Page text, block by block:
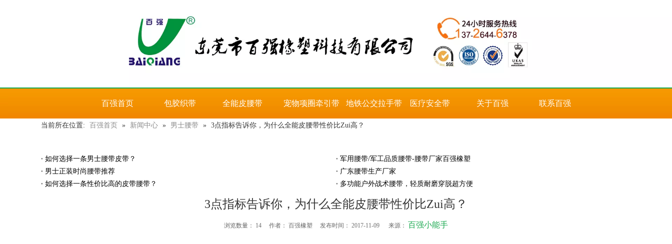
百强首页 包胶织带 全能皮腰带 宠物项圈牵引带 地铁公交拉手带 医疗安全带 关于百强 联系百强
当前所在位置: 百强首页 » 新闻中心 » 男士腰带 » 3点指标告诉你，为什么全能皮腰带性价比Zui高？
如何选择一条男士腰带皮带？
军用腰带/军工品质腰带-腰带厂家百强橡塑
男士正装时尚腰带推荐
广东腰带生产厂家
如何选择一条性价比高的皮带腰带？
多功能户外战术腰带，轻质耐磨穿脱超方便
3点指标告诉你，为什么全能皮腰带性价比Zui高？
浏览数量： 14 作者： 百强橡塑 发布时间： 2017-11-09 来源： 百强小能手